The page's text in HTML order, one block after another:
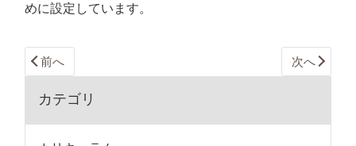
めに設定しています。
前へ 次へ
カテゴリ